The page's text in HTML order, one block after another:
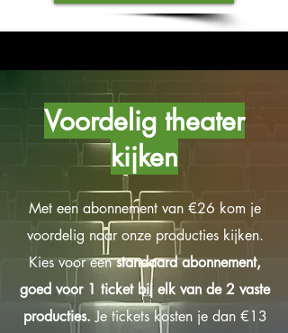
Voordelig theater
kijken
Met een abonnement van €26 kom je
voordelig naar onze producties kijken.
Kies voor eenstandaard abonnement,
goed voor 1 ticket bij elk van de 2 vaste
producties. Je tickets kosten je dan €13